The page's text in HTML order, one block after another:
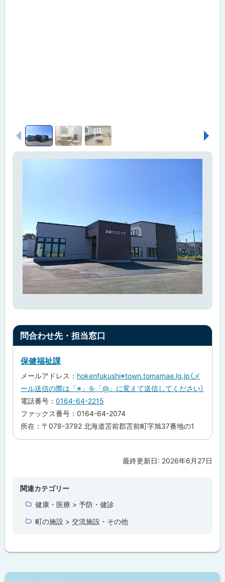
像
ス
前へ 次へ
ト
問合わせ先・担当窓口
保健福祉課
メールアドレス： hokenfukushi※town.tomamae.lg.jp（メ
ール送信の際は「※」を「@」に変えて送信してください）
電話番号： 0164-64-2215
ファックス番号：0164-64-2074
所在：〒078-3792 北海道苫前郡苫前町字旭37番地の1
最終更新日: 2026年6月27日
関連カテゴリー
健康・医療 > 予防・健診
町の施設 > 交流施設・その他